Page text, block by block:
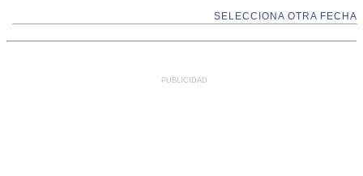
SELECCIONA OTRA FECHA
PUBLICIDAD